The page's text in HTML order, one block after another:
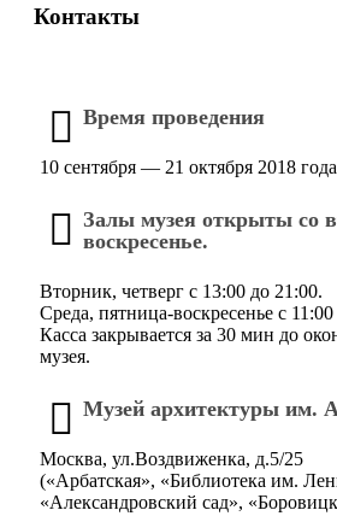
Контакты
Время проведения
10 сентября — 21 октября 2018 года
Залы музея открыты со
воскресенье.
Вторник, четверг с 13:00 до 21:00.
Среда, пятница-воскресенье с
Касса закрывается за 30 мин до
музея.
Музей архитектуры им.
Москва, ул.Воздвиженка, д.5/25
(«Арбатская», «Библиотека им.
«Александровский сад»,